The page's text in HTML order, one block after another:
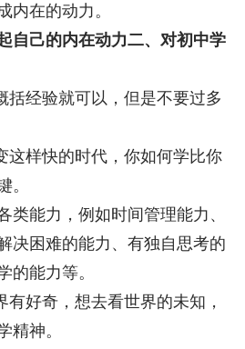
内在的动力。
自己的内在动力二、对初中学
经验就可以，但是不要过多
样快的时代，你如何学比你
。
能力，例如时间管理能力、
决困难的能力、有独自思考的
的能力等。
好奇，想去看世界的未知，
精神。